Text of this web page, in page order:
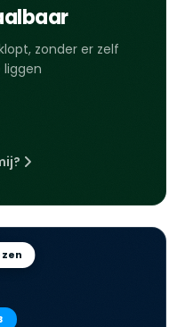
zonder er zelf
liggen